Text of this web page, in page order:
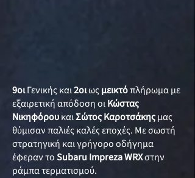
9οιΓενικής και2οιωςμεικτόπλήρωμα με
εξαιρετική απόδοση οιΚώστας
ΝικηφόρουκαιΣώτος Καροτσάκηςμας
θύμισαν παλιές καλές εποχές. Με σωστή
στρατηγική και γρήγορο οδήγημα
έφεραν τοSubaru Impreza WRXστην
ράμπα τερματισμού.